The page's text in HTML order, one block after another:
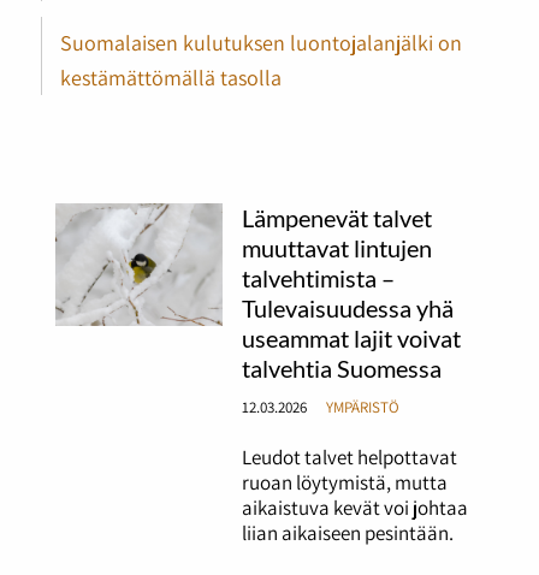
Suomalaisen kulutuksen luontojalanjälki on
kestämättömällä tasolla
Lämpenevät talvet
muuttavat lintujen
talvehtimista –
Tulevaisuudessa yhä
useammat lajit voivat
talvehtia Suomessa
12.03.2026 YMPÄRISTÖ
Leudot talvet helpottavat
ruoan löytymistä, mutta
aikaistuva kevät voi johtaa
liian aikaiseen pesintään.